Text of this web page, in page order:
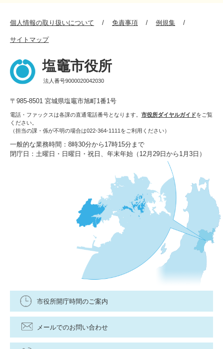
個人情報の取り扱いについて 免責事項 例規集
サイトマップ
塩竈市役所
法人番号9000020042030
〒985-8501 宮城県塩竈市旭町1番1号
電話・ファックスは各課の直通電話番号となります。 市役所ダイヤルガイドをご覧
ください。
（担当の課・係が不明の場合は022-364-1111をご利用ください）
一般的な業務時間：8時30分から17時15分まで
閉庁日：土曜日・日曜日・祝日、年末年始（12月29日から1月3日）
市役所開庁時間のご案内
メールでのお問い合わせ